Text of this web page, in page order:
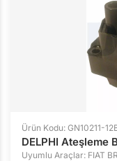
Ürün Kodu: GN10211-
DELPHI Ateşleme
Uyumlu Araçlar: FIAT